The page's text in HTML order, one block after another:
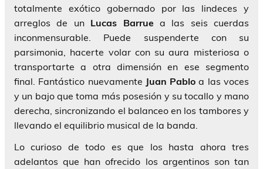
totalmente exótico gobernado por las lindeces y
arreglos de un Lucas Barrue a las seis cuerdas
inconmensurable. Puede suspenderte con su
parsimonia, hacerte volar con su aura misteriosa o
transportarte a otra dimensión en ese segmento
final. Fantástico nuevamente Juan Pablo a las voces
y un bajo que toma más posesión y su tocallo y mano
derecha, sincronizando el balanceo en los tambores y
llevando el equilibrio musical de la banda.
Lo curioso de todo es que los hasta ahora tres
adelantos que han ofrecido los argentinos son tan